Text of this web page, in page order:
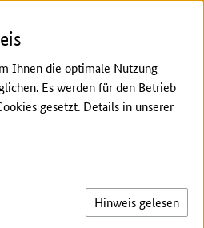
Seite
Meeting
EU-Projektes CLEVER, an
beteiligt, wurden die
Arbeitsgruppen vorgestellt und
Ihnen die optimale Nutzung
Es werden für den Betrieb
gesetzt. Details in unserer
Hinweis gelesen